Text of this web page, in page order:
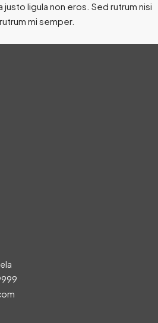
ligula non eros. Sed rutrum nisi
mi semper.